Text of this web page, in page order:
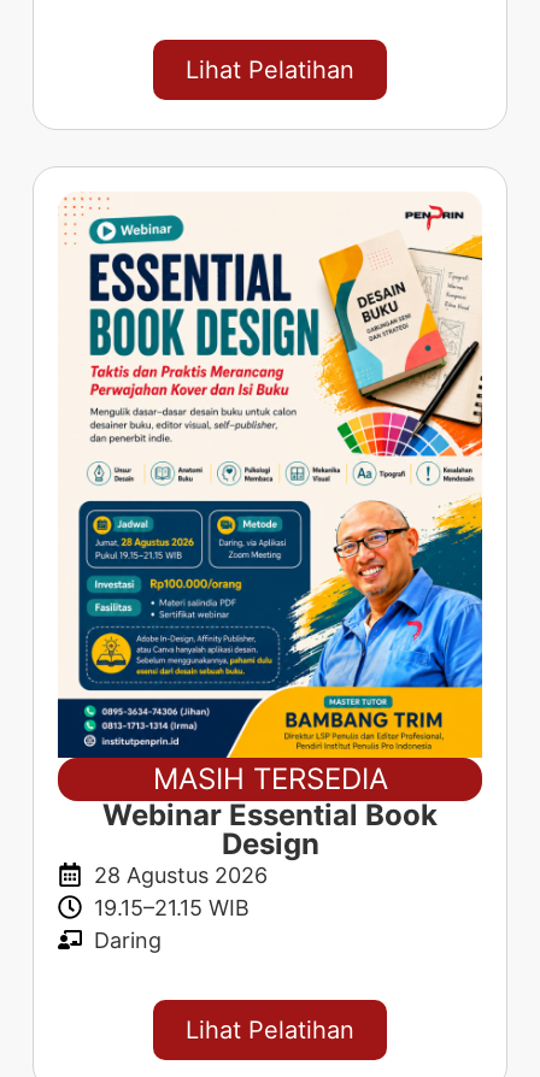
Lihat Pelatihan
MASIH TERSEDIA
Webinar Essential Book
Design
28 Agustus 2026
19.15–21.15 WIB
Daring
Lihat Pelatihan